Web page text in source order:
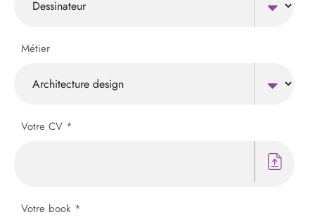
Métier
Votre CV *
Votre book *